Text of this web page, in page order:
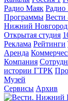
Радио Маяк Радио
Программы Вести
Нижний Новгород
Открытая студия
Реклама Рейтинги
Аренда
Компания
истории ГТРК
Музей
Сервисы Архив